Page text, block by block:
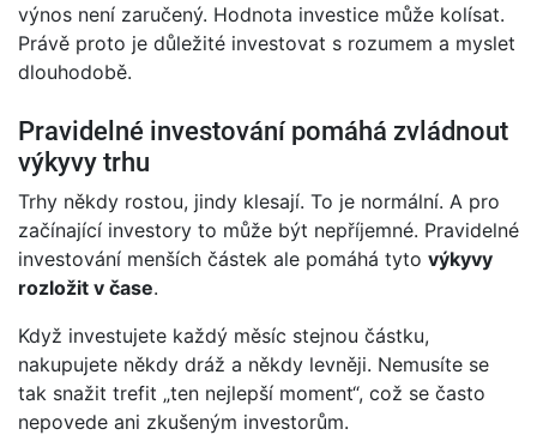
výnos není zaručený. Hodnota investice může kolísat.
Právě proto je důležité investovat s rozumem a myslet
dlouhodobě.
Pravidelné investování pomáhá zvládnout
výkyvy trhu
Trhy někdy rostou, jindy klesají. To je normální. A pro
začínající investory to může být nepříjemné. Pravidelné
investování menších částek ale pomáhá tyto výkyvy
rozložit v čase.
Když investujete každý měsíc stejnou částku,
nakupujete někdy dráž a někdy levněji. Nemusíte se
tak snažit trefit „ten nejlepší moment“, což se často
nepovede ani zkušeným investorům.